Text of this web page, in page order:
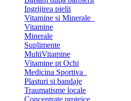
Ingrijirea pielii
Vitamine si Minerale
Vitamine
Minerale
Suplimente
MultiVitamine
Vitamine pt Ochi
Medicina Sportiva
Plasturi si bandaje
Traumatisme locale
Concentrate proteice